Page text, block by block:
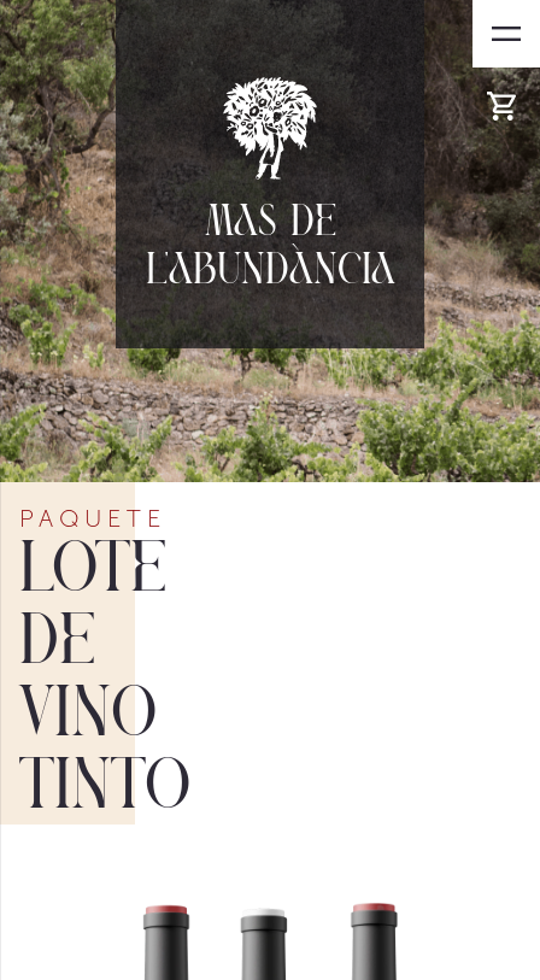
Mas de
l'Abundància
PAQUETE
Lote
de
vino
tinto